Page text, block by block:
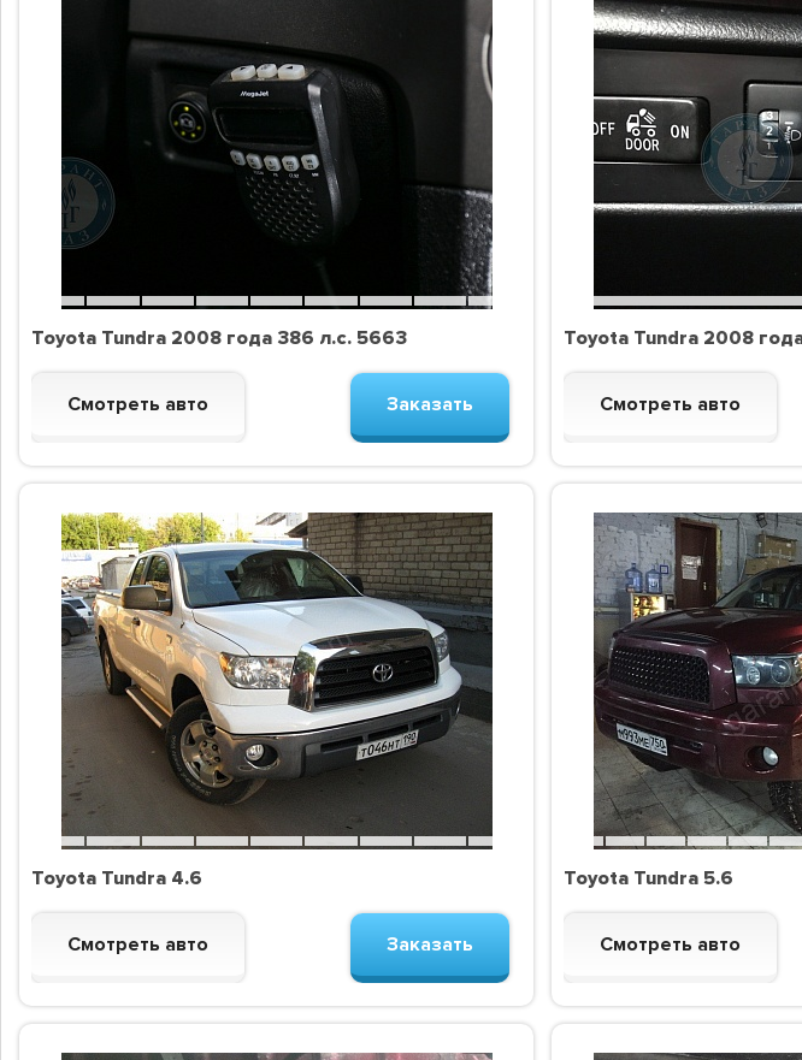
Toyota Tundra 2008 года 386 л.с. 5663
Смотреть авто Заказать
Toyota Tundra 2008
Смотреть авто
Toyota Tundra 4.6
Смотреть авто Заказать
Toyota Tundra 5.6
Смотреть авто